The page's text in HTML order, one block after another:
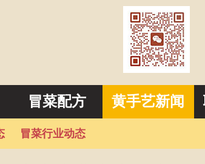
冒菜配方 黄手艺新闻
冒菜行业动态